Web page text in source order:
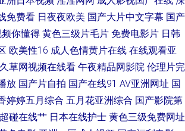
干 人人超超碰 91站色 狠狠干99 日本一级影片 91国
情18 亚洲国产黄色网 AV香蕉 黑丝自慰喷水网站 日
五月 深夜老司机 91在线视频资源 韩国亚洲色 人妖一
豆花官网免费 欧美操逼熟妇 香蕉自拍网 超碰总站 欧
免费看 日夜夜欧美 国产大片中文字幕 国产
你懂得 黄色三级片毛片 免费电影片 日韩
欧美性16 成人色情黄片在线 在线观看亚
久草网视频在线看 午夜精品网影院 伦理片完
放 国产片自拍 国产在线91 AV亚洲网址 国
婷婷五月综合 五月花亚洲综合 国产影院第
超碰在线艹 日本在线护士 黄色三级免费网址